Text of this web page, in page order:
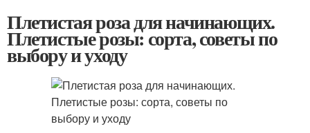
Плетистая роза для начинающих.
Плетистые розы: сорта, советы по
выбору и уходу